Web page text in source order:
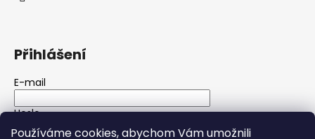
Používáme cookies, abychom Vám umožnili
Přihlášení
E-mail
Heslo